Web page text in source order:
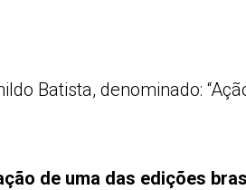
Batista, denominado:
de uma das edições